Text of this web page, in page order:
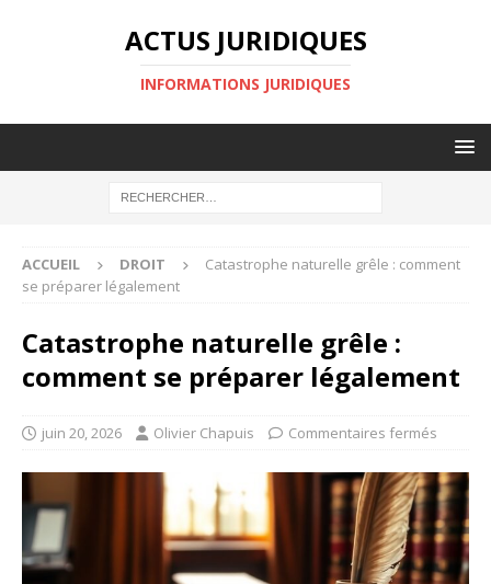
ACTUS JURIDIQUES
INFORMATIONS JURIDIQUES
ACCUEIL DROIT
Catastrophe naturelle grêle : comment
se préparer légalement
Catastrophe naturelle grêle :
comment se préparer légalement
juin 20, 2026 Olivier Chapuis Commentaires fermés